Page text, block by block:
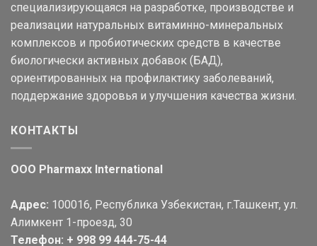
специализирующаяся на разработке, производстве и
реализации натуральных витаминно-минеральных
комплексов и пробиотических средств в качестве
биологически активных добавок (БАД),
ориентированных на профилактику заболеваний,
поддержание здоровья и улучшения качества жизни.
КОНТАКТЫ
OOO Pharmaxx International
Адрес: 100016, Республика Узбекистан, г.Ташкент, ул.
Алимкент 1-проезд, 30
Телефон: + 998 99 444-75-44